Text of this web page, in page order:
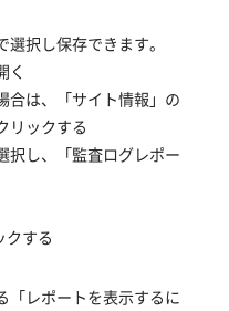
択し保存できます。
く
合は、「サイト情報」の
リックする
択し、「監査ログレポー
クする
「レポートを表示するに